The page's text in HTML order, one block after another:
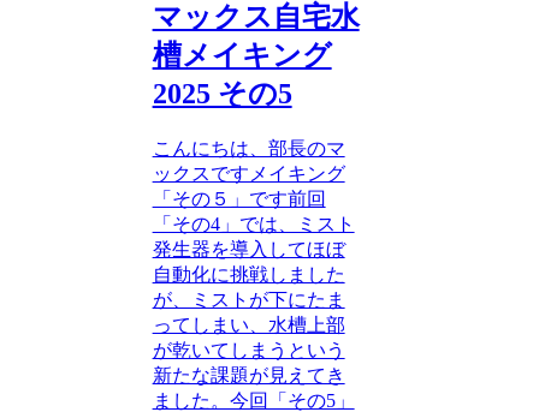
マックス自宅水
槽メイキング
2025 その5
こんにちは、部長のマ
ックスですメイキング
「その５」です前回
「その4」では、ミスト
発生器を導入してほぼ
自動化に挑戦しました
が、ミストが下にたま
ってしまい、水槽上部
が乾いてしまうという
新たな課題が見えてき
ました。今回「その5」